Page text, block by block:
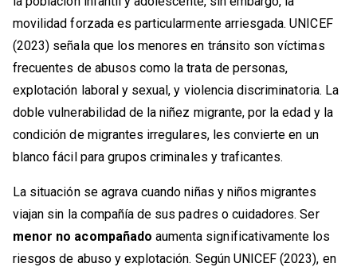
movilidad forzada es particularmente arriesgada. UNICEF
(2023) señala que los menores en tránsito son víctimas
frecuentes de abusos como la trata de personas,
explotación laboral y sexual, y violencia discriminatoria. La
doble vulnerabilidad de la niñez migrante, por la edad y la
condición de migrantes irregulares, les convierte en un
blanco fácil para grupos criminales y traficantes.
La situación se agrava cuando niñas y niños migrantes
viajan sin la compañía de sus padres o cuidadores. Ser
menor no acompañado aumenta significativamente los
riesgos de abuso y explotación. Según UNICEF (2023), en